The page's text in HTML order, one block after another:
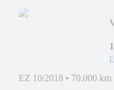
EZ 10/2018 • 70.000 km